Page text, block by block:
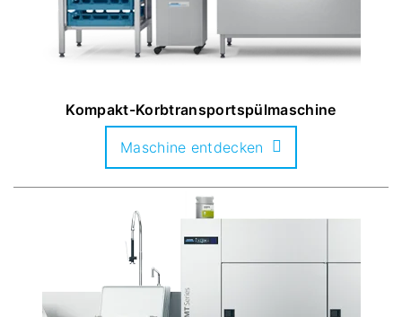
Kompakt-Korbtransportspülmaschine
Maschine entdecken